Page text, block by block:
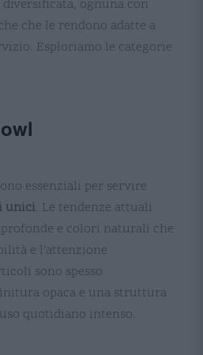
diversificata, ognuna con
che le rendono adatte a
Esploriamo le categorie
essenziali per servire
unici. Le tendenze attuali
e colori naturali che
e l’attenzione
sono spesso
opaca e una struttura
quotidiano intenso​​​​.